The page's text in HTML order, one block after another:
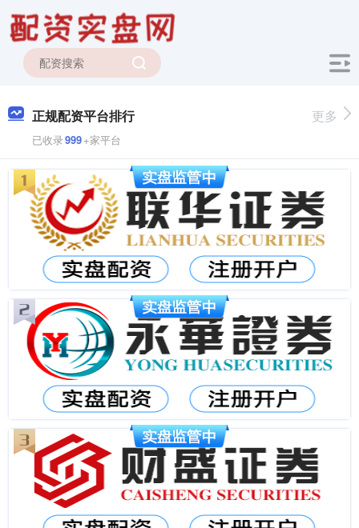
正规配资平台排行
已收录999+家平台
更多